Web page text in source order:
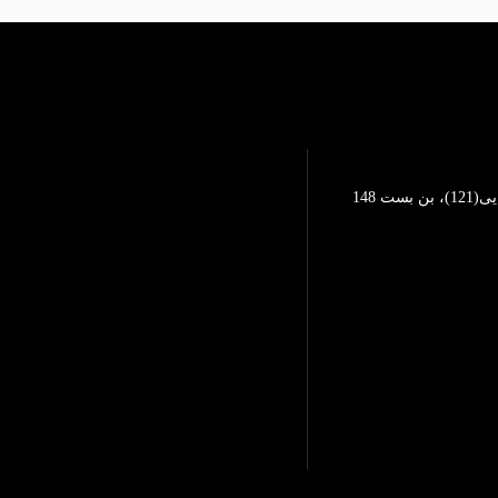
تهرانپارس، خیابان محمد رضایی(121)، بن بست 148